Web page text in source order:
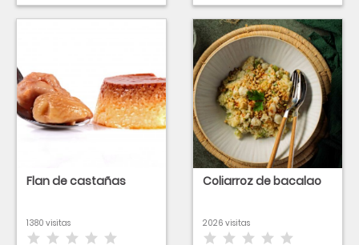
Flan de castañas
1380 visitas
Coliarroz de bacalao
2026 visitas